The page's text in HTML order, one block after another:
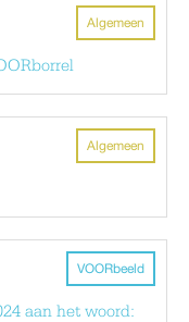
Algemeen
Algemeen
VOORbeeld
aan het woord: